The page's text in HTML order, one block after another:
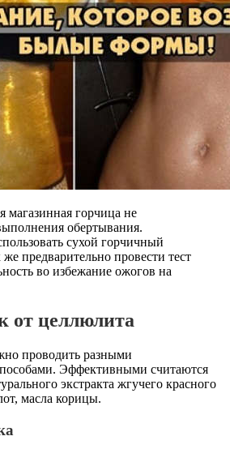
магазинная горчица не
обертывания.
сухой горчичный
предварительно провести тест
во избежание ожогов на
от целлюлита
проводить разными
Эффективными считаются
экстракта жгучего красного
масла корицы.